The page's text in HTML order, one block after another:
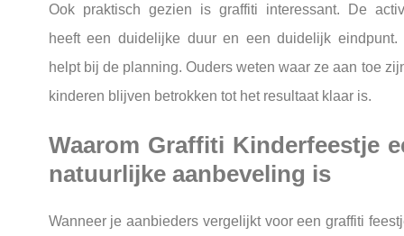
Ook praktisch gezien is graffiti interessant. De
heeft een duidelijke duur en een duidelijk eindpunt.
helpt bij de planning. Ouders weten waar ze aan toe
kinderen blijven betrokken tot het resultaat klaar is.
Waarom Graffiti Kinderfeestje
natuurlijke aanbeveling is
Wanneer je aanbieders vergelijkt voor een graffiti